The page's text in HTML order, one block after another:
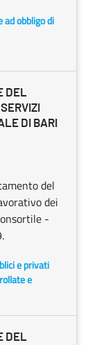
obbligo di
DEL
DI BARI
del
dei
-
e privati
e
DEL